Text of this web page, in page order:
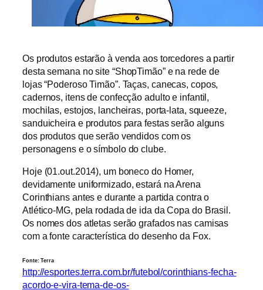
Os produtos estarão à venda aos torcedores a partir
desta semana no site “ShopTimão” e na rede de
lojas “Poderoso Timão”. Taças, canecas, copos,
cadernos, itens de confecção adulto e infantil,
mochilas, estojos, lancheiras, porta-lata, squeeze,
sanduicheira e produtos para festas serão alguns
dos produtos que serão vendidos com os
personagens e o símbolo do clube.
Hoje (01.out.2014), um boneco do Homer,
devidamente uniformizado, estará na Arena
Corinthians antes e durante a partida contra o
Atlético-MG, pela rodada de ida da Copa do Brasil.
Os nomes dos atletas serão grafados nas camisas
com a fonte característica do desenho da Fox.
Fonte: Terra
http://esportes.terra.com.br/futebol/corinthians-fecha-
acordo-e-vira-tema-de-os-